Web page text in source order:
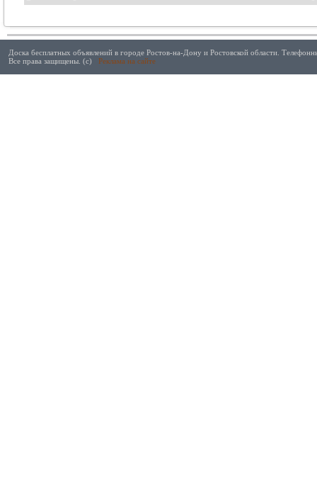
Доска бесплатных объявлений в городе Ростов-на-Дону и Ростовской области.
Все права защищены. (с) Реклама на сайте